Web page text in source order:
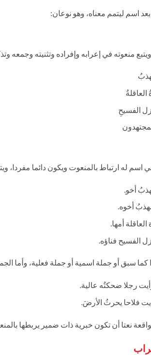
اسم ليتمم معناه، وهو نوعان:
منعوته في إعرابه وإفراده وتثنيته وجمعه
الفسيحِ
له ارتباط بالمنعوت ويكون دائما مفردا،
أخو.
أخوه.
أمها.
الفسيح فناؤه.
سبق أو جملة اسمية أو جملة فعلية، وأما
رجلا ضحكتُه عالية.
فلاحا يحرثُ الأرضَ.
نعتا أن تكون خبرية ذات ضمير يربطها